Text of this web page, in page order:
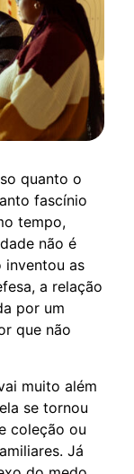
quanto o
fascínio
tempo,
não é
inventou as
a relação
por um
que não
muito além
se tornou
coleção ou
Já